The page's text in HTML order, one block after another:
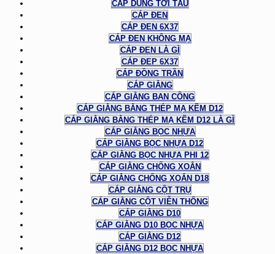
CÁP DÙNG TỜI TÀU
CÁP ĐEN
CÁP ĐEN 6X37
CÁP ĐEN KHÔNG MẠ
CÁP ĐEN LÀ GÌ
CÁP ĐEP 6X37
CÁP ĐỒNG TRẦN
CÁP GIẰNG
CÁP GIẰNG BAN CÔNG
CÁP GIẰNG BẰNG THÉP MẠ KẼM D12
CÁP GIẰNG BẰNG THÉP MẠ KẼM D12 LÀ GÌ
CÁP GIẰNG BỌC NHỰA
CÁP GIẰNG BỌC NHỰA D12
CÁP GIẰNG BỌC NHỰA PHI 12
CÁP GIẰNG CHỐNG XOẮN
CÁP GIẰNG CHỐNG XOẮN D18
CÁP GIẰNG CỘT TRỤ
CÁP GIẰNG CỘT VIỄN THÔNG
CÁP GIẰNG D10
CÁP GIẰNG D10 BỌC NHỰA
CÁP GIẰNG D12
CÁP GIẰNG D12 BỌC NHỰA